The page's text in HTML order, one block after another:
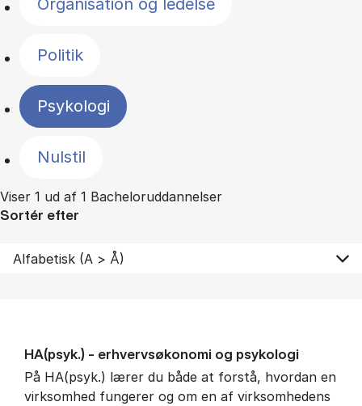
Organisation og ledelse
Politik
Psykologi
Nulstil
Viser 1 ud af 1 Bacheloruddannelser
Sortér efter
HA(psyk.) - erhvervs­økonomi og psy­ko­lo­gi
På HA(psyk.) lærer du både at forstå, hvordan en
virksomhed fungerer og om en af virksomhedens